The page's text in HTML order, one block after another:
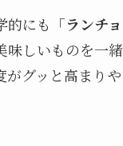
的にも 「ランチ
味しいものを一
がグッと高まり